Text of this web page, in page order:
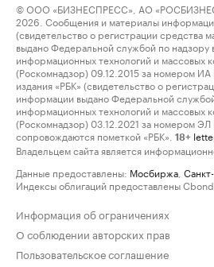
© ООО «БИЗНЕСПРЕСС», АО
2026. Сообщения и материалы
(свидетельство о регистрации средства
выдано Федеральной службой по надзору
информационных технологий и массовых
(Роскомнадзор) 09.12.2015 за номером
издания «РБК» (свидетельство о
информации выдано Федеральной
информационных технологий и массовых
(Роскомнадзор) 03.12.2021 за номером
сопровождаются пометкой «РБК».
18+
Владельцем сайта является
Данные предоставлены: Мосбиржа
Индексы облигаций предоставлены
Информация об ограничениях
О соблюдении авторских прав
Пользовательское соглашение